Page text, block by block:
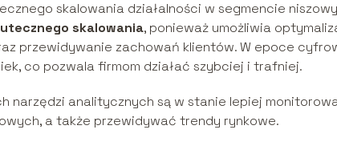
skalowania działalności w segmencie
skalowania, ponieważ umożliwia
przewidywanie zachowań klientów. W epoce
co pozwala firmom działać szybciej i trafniej.
narzędzi analitycznych są w stanie lepiej
a także przewidywać trendy rynkowe.